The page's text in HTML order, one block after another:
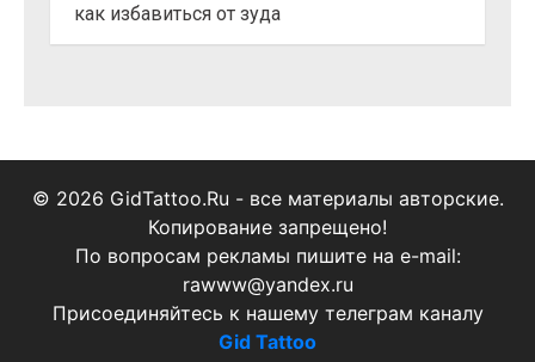
как избавиться от зуда
© 2026 GidTattoo.Ru - все материалы авторские.
Копирование запрещено!
По вопросам рекламы пишите на e-mail:
rawww@yandex.ru
Присоединяйтесь к нашему телеграм каналу
Gid Tattoo